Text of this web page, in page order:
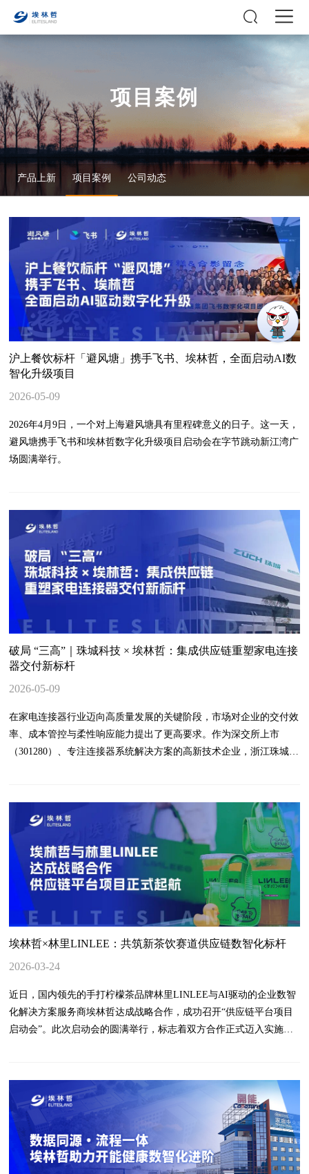
项目案例
产品上新 项目案例 公司动态
沪上餐饮标杆「避风塘」携手飞书、埃林哲，全面启动AI数
智化升级项目
2026-05-09
2026年4月9日，一个对上海避风塘具有里程碑意义的日子。这一天，
避风塘携手飞书和埃林哲数字化升级项目启动会在字节跳动新江湾广
场圆满举行。
破局 “三高”｜珠城科技 × 埃林哲：集成供应链重塑家电连接
器交付新标杆
2026-05-09
在家电连接器行业迈向高质量发展的关键阶段，市场对企业的交付效
率、成本管控与柔性响应能力提出了更高要求。作为深交所上市
（301280）、专注连接器系统解决方案的高新技术企业，浙江珠城科
埃林哲×林里LINLEE：共筑新茶饮赛道供应链数智化标杆
2026-03-24
近日，国内领先的手打柠檬茶品牌林里LINLEE与AI驱动的企业数智
化解决方案服务商埃林哲达成战略合作，成功召开“供应链平台项目
启动会”。此次启动会的圆满举行，标志着双方合作正式迈入实施阶
饮品牌，凭借其独特的“手打柠檬茶”口感和品牌文化，已从街边小店
成长为全国门店突破2000家的行业头部品牌。根据战略规划，林里
LINLEE未来三年门店数量将剑指5000家。面对如此宏伟的扩张目
标，林里LINLEE高层清醒地认识到，构建“精准网络规划扩规模、健
康门店模型稳盈利、强品牌势能占心智”的三大核心能力刻不容缓。
其中，供应链的数智化升级，是实现这一切的“压舱石”。经过严格筛